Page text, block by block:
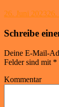
26. Juni 202326.
Schreibe
Deine E-Mail-
Felder sind mit *
Kommentar